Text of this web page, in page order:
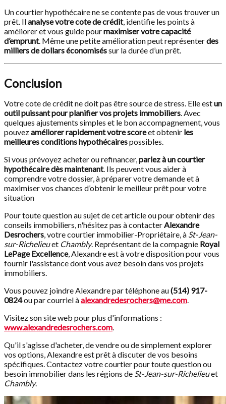
Un courtier hypothécaire ne se contente pas de vous trouver un
prêt. Ilanalyse votre cote de crédit, identifie les points à
améliorer et vous guide pourmaximiser votre capacité
d’emprunt. Même une petite amélioration peut représenterdes
milliers de dollars économiséssur la durée d’un prêt.
Conclusion
Votre cote de crédit ne doit pas être source de stress. Elle estun
outil puissant pour planifier vos projets immobiliers. Avec
quelques ajustements simples et le bon accompagnement, vous
pouvezaméliorer rapidement votre scoreet obtenir les
meilleures conditions hypothécairespossibles.
Si vous prévoyez acheter ou refinancer,parlez à un courtier
hypothécaire dès maintenant. Ils peuvent vous aider à
comprendre votre dossier, à préparer votre demande et à
maximiser vos chances d’obtenir le meilleur prêt pour votre
situation
Pour toute question au sujet de cet article ou pour obtenir des
conseils immobiliers, n'hésitez pas à contacterAlexandre
Desrochers, votre courtier immobilier-Propriétaire, à St-Jean-
sur-Richelieuet Chambly. Représentant de la compagnie Royal
LePage Excellence, Alexandre est à votre disposition pour vous
fournir l'assistance dont vous avez besoin dans vos projets
immobiliers.
Vous pouvez joindre Alexandre par téléphone au(514) 917-
0824ou par courriel àalexandredesrochers@me.com.
Visitez son site web pour plus d'informations :
www.alexandredesrochers.com.
Qu'il s'agisse d'acheter, de vendre ou de simplement explorer
vos options, Alexandre est prêt à discuter de vos besoins
spécifiques. Contactez votre courtier pour toute question ou
besoin immobilier dans les régions de St-Jean-sur-Richelieuet
Chambly.